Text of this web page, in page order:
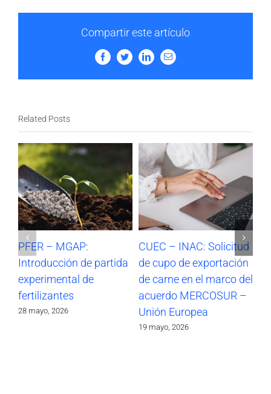
Compartir este artículo
FacebookTwitterLinkedInEmail
Related Posts
PFER – MGAP:
Introducción de partida
experimental de
fertilizantes
28 mayo, 2026
CUEC – INAC: Solicitud
de cupo de exportación
de carne en el marco del
acuerdo MERCOSUR –
Unión Europea
19 mayo, 2026